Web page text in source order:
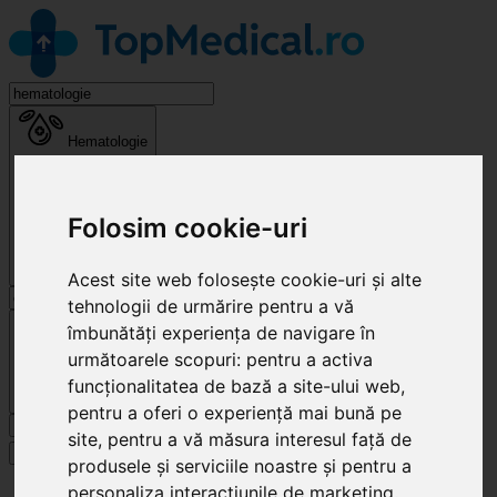
Folosim cookie-uri
Acest site web folosește cookie-uri și alte
tehnologii de urmărire pentru a vă
îmbunătăți experiența de navigare în
următoarele scopuri: pentru a activa
funcționalitatea de bază a site-ului web,
pentru a oferi o experiență mai bună pe
site, pentru a vă măsura interesul față de
produsele și serviciile noastre și pentru a
personaliza interacțiunile de marketing,
Hematologie
Cluj-Napoca
Specialități
Clinici